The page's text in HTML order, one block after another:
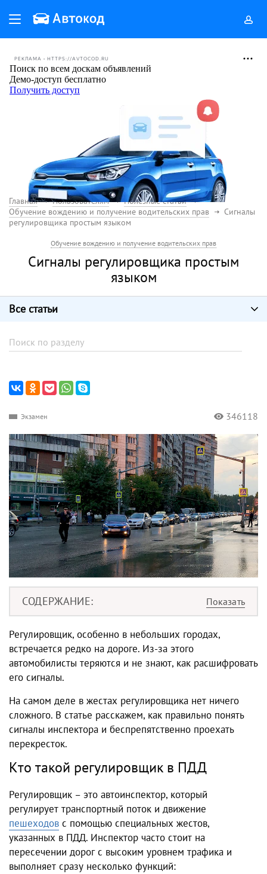
РЕКЛАМА • HTTPS://AVTOCOD.RU
Главная Пользователям
Полезные статьи
Обучение вождению и получение водительских прав
Сигналы
регулировщика простым языком
Обучение вождению и получение водительских прав
Сигналы регулировщика простым
языком
Все статьи
Экзамен 346118
СОДЕРЖАНИЕ
Регулировщик, особенно в небольших городах,
встречается редко на дороге. Из-за этого
автомобилисты теряются и не знают, как расшифровать
его сигналы.
На самом деле в жестах регулировщика нет ничего
сложного. В статье расскажем, как правильно понять
сигналы инспектора и беспрепятственно проехать
перекресток.
Кто такой регулировщик в ПДД
Регулировщик – это автоинспектор, который
регулирует транспортный поток и движение
пешеходов с помощью специальных жестов,
указанных в ПДД. Инспектор часто стоит на
пересечении дорог с высоким уровнем трафика и
выполняет сразу несколько функций: